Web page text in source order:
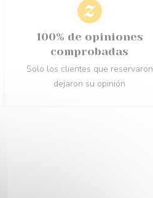
100% de opiniones
comprobadas
Solo los clientes que reservaron
dejaron su opinión